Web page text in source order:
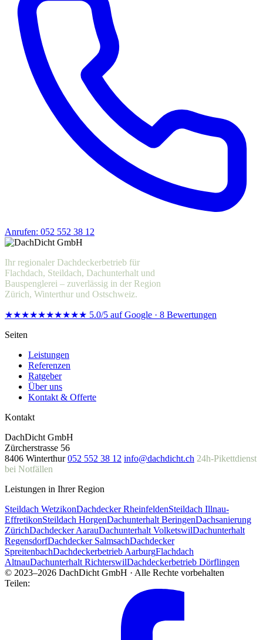
Anrufen: 052 552 38 12
Ihr regionaler Dachdeckerbetrieb für
Flachdach, Steildach, Dachunterhalt und
Bauspenglerei – zuverlässig in der Region
Zürich, Winterthur und Ostschweiz.
★★★★★★★★★★ 5.0/5 auf Google · 8 Bewertungen
Seiten
Leistungen
Referenzen
Ratgeber
Über uns
Kontakt & Offerte
Kontakt
DachDicht GmbH
Zürcherstrasse 56
8406 Winterthur 052 552 38 12 info@dachdicht.ch 24h-Pikettdienst
bei Notfällen
Leistungen in Ihrer Region
Steildach WetzikonDachdecker RheinfeldenSteildach Illnau-
EffretikonSteildach HorgenDachunterhalt BeringenDachsanierung
ZürichDachdecker AarauDachunterhalt VolketswilDachunterhalt
RegensdorfDachdecker SalmsachDachdecker
SpreitenbachDachdeckerbetrieb AarburgFlachdach
AltnauDachunterhalt RichterswilDachdeckerbetrieb Dörflingen
© 2023–2026 DachDicht GmbH · Alle Rechte vorbehalten
Teilen: